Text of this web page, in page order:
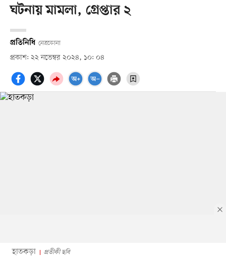
ঘটনায় মামলা, গ্রেপ্তার ২
প্রতিনিধি নেত্রকোনা
প্রকাশ: ২২ নভেম্বর ২০২৪, ১০: ০৪
হাতকড়া প্রতীকী ছবি